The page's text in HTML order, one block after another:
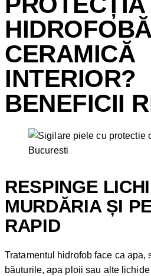
CERAMICĂ
INTERIOR?
BENEFICII
RESPINGE
MURDĂRIA ȘI
RAPID
Tratamentul hidrofob face ca apa,
băuturile, apa ploii sau alte